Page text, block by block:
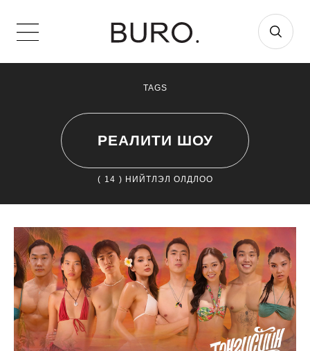
TAGS
РЕАЛИТИ ШОУ
( 14 ) НИЙТЛЭЛ ОЛДЛОО